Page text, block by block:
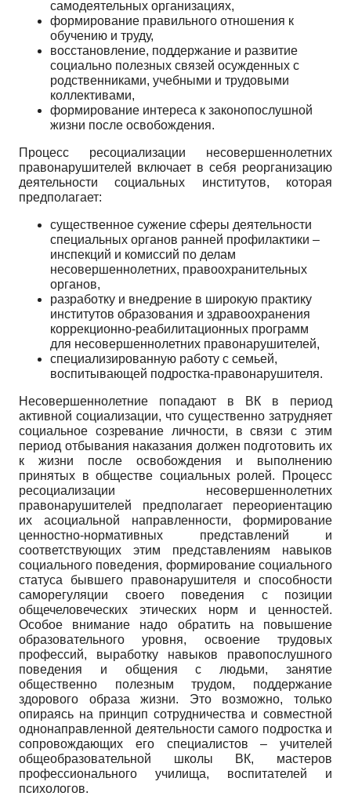
самодеятельных организациях,
формирование правильного отношения к
обучению и труду,
восстановление, поддержание и развитие
социально полезных связей осужденных с
родственниками, учебными и трудовыми
коллективами,
формирование интереса к законопослушной
жизни после освобождения.
Процесс ресоциализации несовершеннолетних
правонарушителей включает в себя реорганизацию
деятельности социальных институтов, которая
предполагает:
существенное сужение сферы деятельности
специальных органов ранней профилактики –
инспекций и комиссий по делам
несовершеннолетних, правоохранительных
органов,
разработку и внедрение в широкую практику
институтов образования и здравоохранения
коррекционно-реабилитационных программ
для несовершеннолетних правонарушителей,
специализированную работу с семьей,
воспитывающей подростка-правонарушителя.
Несовершеннолетние попадают в ВК в период
активной социализации, что существенно затрудняет
социальное созревание личности, в связи с этим
период отбывания наказания должен подготовить их
к жизни после освобождения и выполнению
принятых в обществе социальных ролей. Процесс
ресоциализации несовершеннолетних
правонарушителей предполагает переориентацию
их асоциальной направленности, формирование
ценностно-нормативных представлений и
соответствующих этим представлениям навыков
социального поведения, формирование социального
статуса бывшего правонарушителя и способности
саморегуляции своего поведения с позиции
общечеловеческих этических норм и ценностей.
Особое внимание надо обратить на повышение
образовательного уровня, освоение трудовых
профессий, выработку навыков правопослушного
поведения и общения с людьми, занятие
общественно полезным трудом, поддержание
здорового образа жизни. Это возможно, только
опираясь на принцип сотрудничества и совместной
однонаправленной деятельности самого подростка и
сопровождающих его специалистов – учителей
общеобразовательной школы ВК, мастеров
профессионального училища, воспитателей и
психологов.